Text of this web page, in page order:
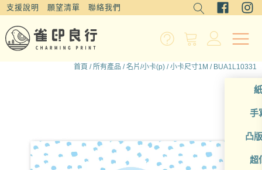
支援說明 願望清單 聯絡我們
手
凸
超
首頁 /所有產品 /名片/小卡(p) /小卡尺寸1M / BUA1L10331